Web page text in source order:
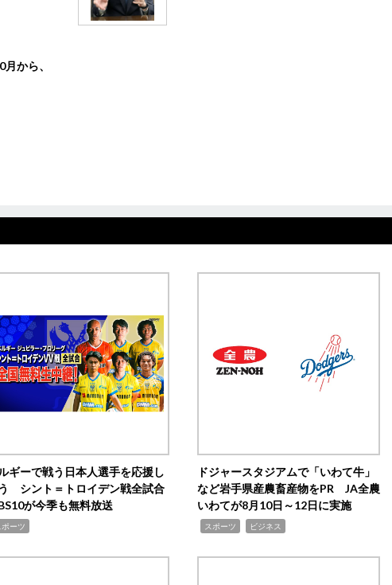
から、
ギーで戦う日本人選手を応援し
シント＝トロイデン戦全試合
が今季も無料放送
ポーツ
ドジャースタジアムで「いわて牛」
など岩手県産農畜産物をPR JA全農
いわてが8月10日～12日に実施
スポーツ ビジネス